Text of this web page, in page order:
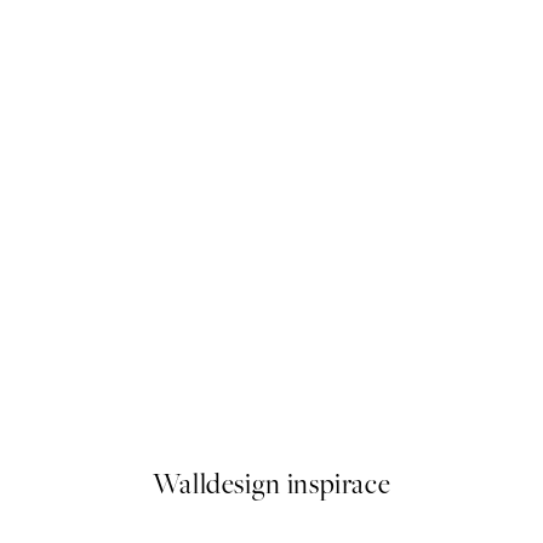
Walldesign inspirace